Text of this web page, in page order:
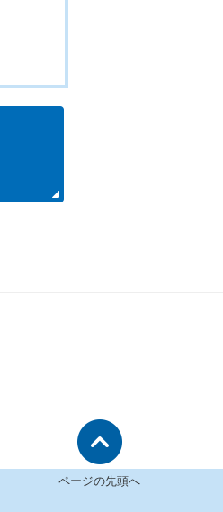
ページの先頭へ